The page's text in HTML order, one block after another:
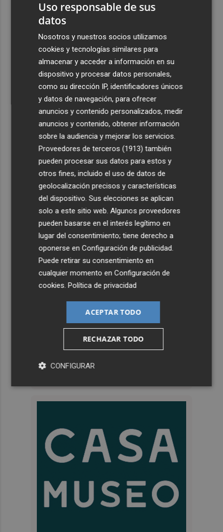
Uso responsable de sus
datos
Nosotros y nuestros socios utilizamos
cookies y tecnologías similares para
almacenar y acceder a información en su
dispositivo y procesar datos personales,
como su dirección IP, identificadores únicos
y datos de navegación, para ofrecer
anuncios y contenido personalizados, medir
anuncios y contenido, obtener información
sobre la audiencia y mejorar los servicios.
Proveedores de terceros (1913) también
pueden procesar sus datos para estos y
otros fines, incluido el uso de datos de
geolocalización precisos y características
del dispositivo. Sus elecciones se aplican
solo a este sitio web. Algunos proveedores
pueden basarse en el interés legítimo en
lugar del consentimiento; tiene derecho a
oponerse enConfiguración de publicidad.
Puede retirar su consentimiento en
cualquier momento enConfiguración de
cookies.Política de privacidad
ACEPTAR TODO
RECHAZAR TODO
CONFIGURAR